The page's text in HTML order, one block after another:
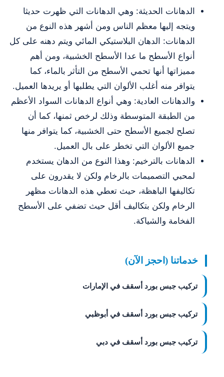
الدهانات الحديثة: وهي الدهانات التي ظهرت حديثا
ويتجه إليها معظم الناس ومن أشهر هذه النوع من
الدهانات: الدهان البلاستيكي المائي ويتم دهنه على كل
أنواع الأسطح ما عدا الأسطح الخشبية، ومن أهم
مميزاتها أنها تحمي الأسطح من التأثر بالماء، كما
يتوافر منه أغلب الألوان التي يطلبها أو يريدها العميل.
والدهانات العادية: وهي أنواع الدهانات السواد الأعظم
من الطبقة المتوسطة وذلك لرخص ثمنها، كما أن
تصلح لجميع الأسطح حتى الخشبية، كما يتوافر منها
جميع الألوان التي تخطر على بال العميل.
الدهانات بالترخيم: وهذا النوع من الدهان يستخدم
لمحبي التصميمات بالرخام ولكن لا يقدرون على
تكاليفها الباهظة، حيث تعطي هذه الدهانات مظهر
الرخام ولكن بتكاليف أقل حيث تضفي على الأسطح
الفخامة والشياكة.
خدماتنا (احجز الآن)
تركيب جبس بورد أسقف في الإمارات
تركيب جبس بورد أسقف في أبوظبي
تركيب جبس بورد أسقف في دبي